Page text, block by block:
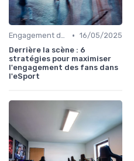
Engagement des Fans • 16/05/2025
Derrière la scène : 6
stratégies pour maximiser
l'engagement des fans dans
l'eSport